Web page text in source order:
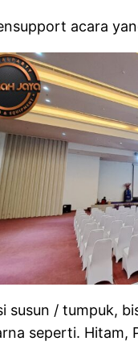
acara
/ tumpuk,
seperti. Hitam,